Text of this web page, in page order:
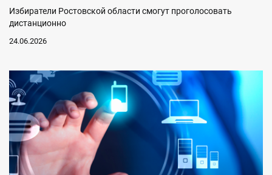
Избиратели Ростовской области смогут проголосовать
дистанционно
24.06.2026